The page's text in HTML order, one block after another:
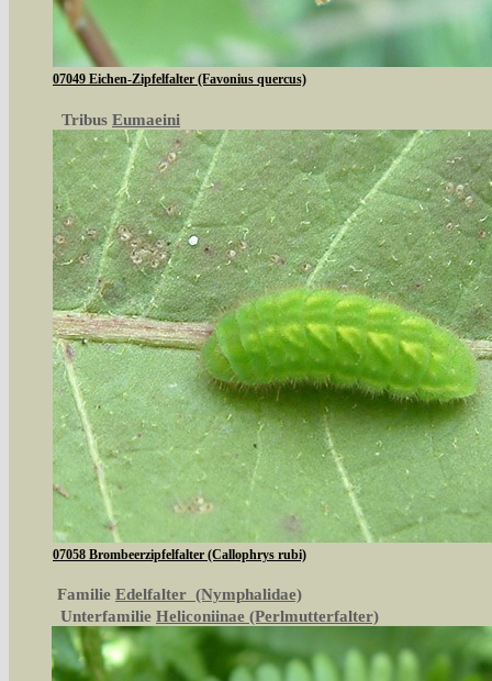
07049 Eichen-Zipfelfalter (Favonius quercus)
Tribus Eumaeini
07058 Brombeerzipfelfalter (Callophrys rubi)
Familie Edelfalter (Nymphalidae)
Unterfamilie Heliconiinae (Perlmutterfalter)